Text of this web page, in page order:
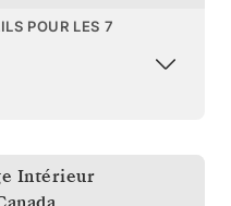
POUR LES 7
Intérieur